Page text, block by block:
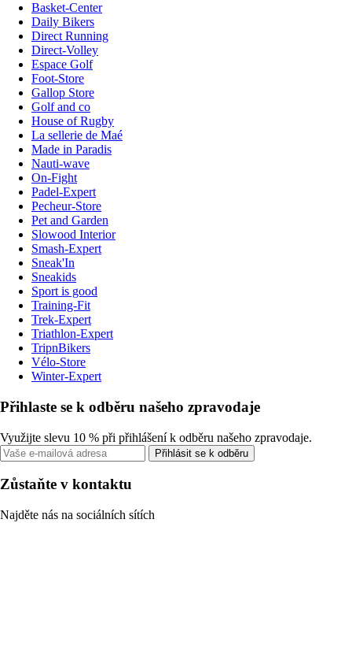
Basket-Center
Daily Bikers
Direct Running
Direct-Volley
Espace Golf
Foot-Store
Gallop Store
Golf and co
House of Rugby
La sellerie de Maé
Made in Paradis
Nauti-wave
On-Fight
Padel-Expert
Pecheur-Store
Pet and Garden
Slowood Interior
Smash-Expert
Sneak'In
Sneakids
Sport is good
Training-Fit
Trek-Expert
Triathlon-Expert
TripnBikers
Vélo-Store
Winter-Expert
Přihlaste se k odběru našeho zpravodaje
Využijte slevu 10 % při přihlášení k odběru našeho zpravodaje.
Přihlásit se k odběru
Zůstaňte v kontaktu
Najděte nás na sociálních sítích